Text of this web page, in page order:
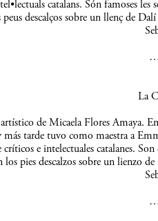
catalans. Són famoses
peus descalços sobre un llenç de
La
de Micaela Flores Amaya.
más tarde tuvo como maestra a
e intelectuales catalanes.
los pies descalzos sobre un lienzo